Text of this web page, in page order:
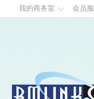
我的商务室 会员